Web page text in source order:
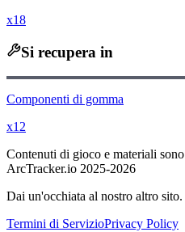
x18
Si recupera in
Componenti di gomma
x12
Contenuti di gioco e materiali
ArcTracker.io 2025-2026
Dai un'occhiata al nostro altro sito.
Termini di ServizioPrivacy Policy